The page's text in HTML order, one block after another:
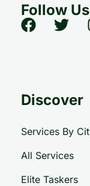
Follow
Discover
Services By
All Services
Elite Taskers